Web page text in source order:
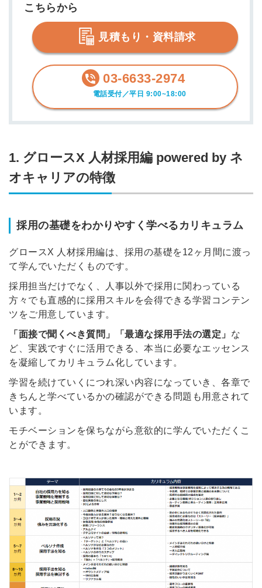
こちらから
見積もり・資料請求
03-6633-2974
電話受付／平日 9:00~18:00
1. グロースX 人材採用編 powered by ネ
オキャリアの特徴
採用の基礎をわかりやすく学べるカリキュラム
グロースX 人材採用編は、採用の基礎を12ヶ月間に渡っ
て学んでいただくものです。
採用担当だけでなく、人事以外で採用に関わっている
方々でも直感的に採用スキルを会得できる学習コンテン
ツをご用意しています。
「面接で聞くべき質問」「最適な採用手法の選定」 な
ど、実践ですぐに活用できる、本当に必要なエッセンス
を凝縮してカリキュラム化しています。
学習を続けていくにつれ深い内容になっていき、各章で
きちんと学べているかの確認ができる問題も用意されて
います。
モチベーションを保ちながら意欲的に学んでいただくこ
とができます。